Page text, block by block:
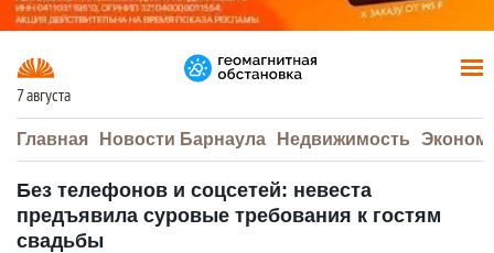
7 августа
Главная Новости Барнаула Недвижимость
Без телефонов и соцсетей: невеста
предъявила суровые требования к гостям
свадьбы